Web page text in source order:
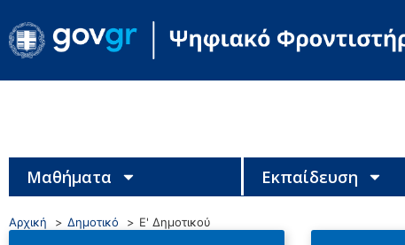
Μαθήματα Εκπαίδευση
Αρχική Δημοτικό Ε' Δημοτικού